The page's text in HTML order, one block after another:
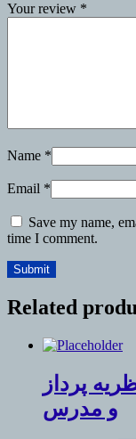
Your review *
Name *
Email *
Save my name,
time I comment.
Related
پرداز
و مدرس